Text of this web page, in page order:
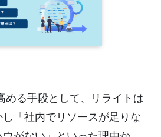
める手段として、リライトは
「社内でリソースが足りな